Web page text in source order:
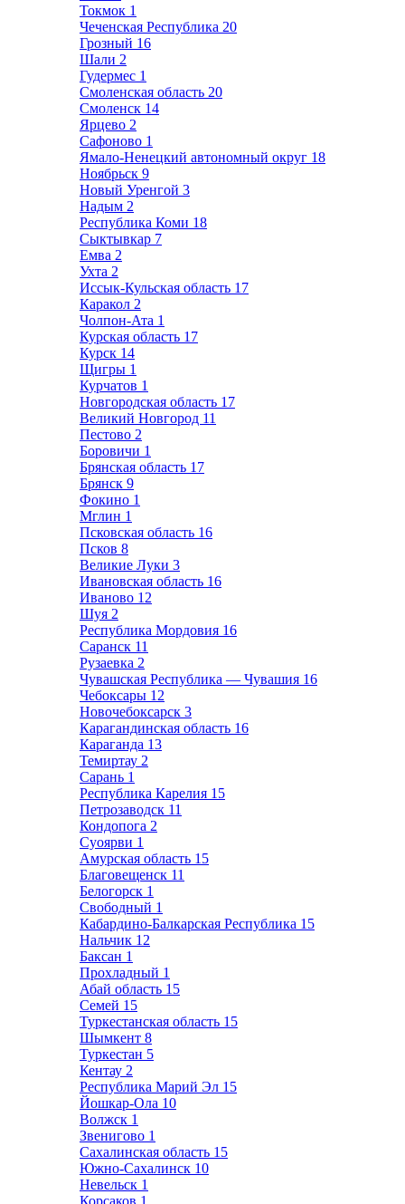
Токмок 1
Чеченская Республика 20
Грозный 16
Шали 2
Гудермес 1
Смоленская область 20
Смоленск 14
Ярцево 2
Сафоново 1
Ямало-Ненецкий автономный округ 18
Ноябрьск 9
Новый Уренгой 3
Надым 2
Республика Коми 18
Сыктывкар 7
Емва 2
Ухта 2
Иссык-Кульская область 17
Каракол 2
Чолпон-Ата 1
Курская область 17
Курск 14
Щигры 1
Курчатов 1
Новгородская область 17
Великий Новгород 11
Пестово 2
Боровичи 1
Брянская область 17
Брянск 9
Фокино 1
Мглин 1
Псковская область 16
Псков 8
Великие Луки 3
Ивановская область 16
Иваново 12
Шуя 2
Республика Мордовия 16
Саранск 11
Рузаевка 2
Чувашская Республика — Чувашия 16
Чебоксары 12
Новочебоксарск 3
Карагандинская область 16
Караганда 13
Темиртау 2
Сарань 1
Республика Карелия 15
Петрозаводск 11
Кондопога 2
Суоярви 1
Амурская область 15
Благовещенск 11
Белогорск 1
Свободный 1
Кабардино-Балкарская Республика 15
Нальчик 12
Баксан 1
Прохладный 1
Абай область 15
Семей 15
Туркестанская область 15
Шымкент 8
Туркестан 5
Кентау 2
Республика Марий Эл 15
Йошкар-Ола 10
Волжск 1
Звенигово 1
Сахалинская область 15
Южно-Сахалинск 10
Невельск 1
Корсаков 1